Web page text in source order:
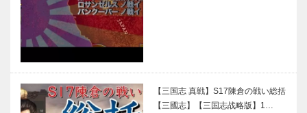
【三国志 真戦】S17陳倉の戦い総括
【三國志】【三国志战略版】1…